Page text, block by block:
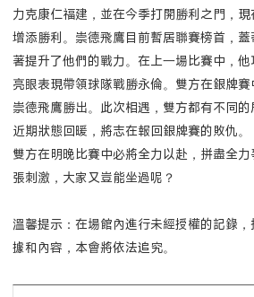
力克康仁福建，並在今季打開勝利之門，
增添勝利。崇德飛鷹目前暫居聯賽榜首，
著提升了他們的戰力。在上一場比賽中，
亮眼表現帶領球隊戰勝永倫。雙方在銀牌
崇德飛鷹勝出。此次相遇，雙方都有不同
近期狀態回暖，將志在報回銀牌賽的敗仇。
雙方在明晚比賽中必將全力以赴，拼盡全
張刺激，大家又豈能坐過呢？
溫馨提示：在場館內進行未經授權的記錄
據和內容，本會將依法追究。